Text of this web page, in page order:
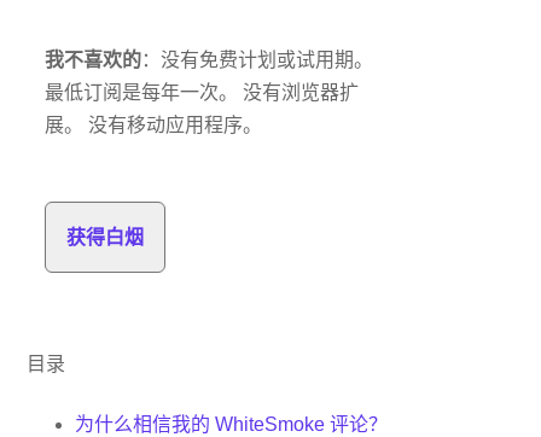
我不喜欢的：没有免费计划或试用期。
最低订阅是每年一次。 没有浏览器扩
展。 没有移动应用程序。
获得白烟
目录
为什么相信我的 WhiteSmoke 评论？